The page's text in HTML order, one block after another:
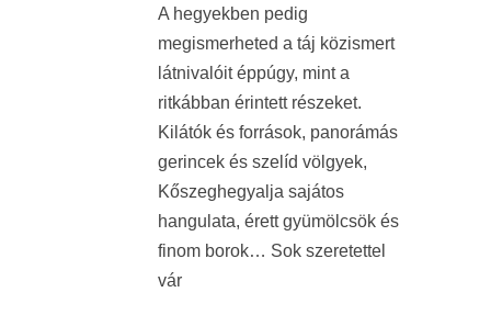
A hegyekben pedig
megismerheted a táj közismert
látnivalóit éppúgy, mint a
ritkábban érintett részeket.
Kilátók és források, panorámás
gerincek és szelíd völgyek,
Kőszeghegyalja sajátos
hangulata, érett gyümölcsök és
finom borok… Sok szeretettel
vár